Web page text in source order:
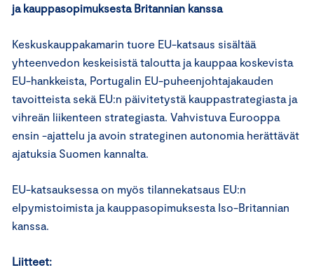
ja kauppasopimuksesta Britannian kanssa
Keskuskauppakamarin tuore EU-katsaus sisältää
yhteenvedon keskeisistä taloutta ja kauppaa koskevista
EU-hankkeista, Portugalin EU-puheenjohtajakauden
tavoitteista sekä EU:n päivitetystä kauppastrategiasta ja
vihreän liikenteen strategiasta. Vahvistuva Eurooppa
ensin -ajattelu ja avoin strateginen autonomia herättävät
ajatuksia Suomen kannalta.
EU-katsauksessa on myös tilannekatsaus EU:n
elpymistoimista ja kauppasopimuksesta Iso-Britannian
kanssa.
Liitteet: